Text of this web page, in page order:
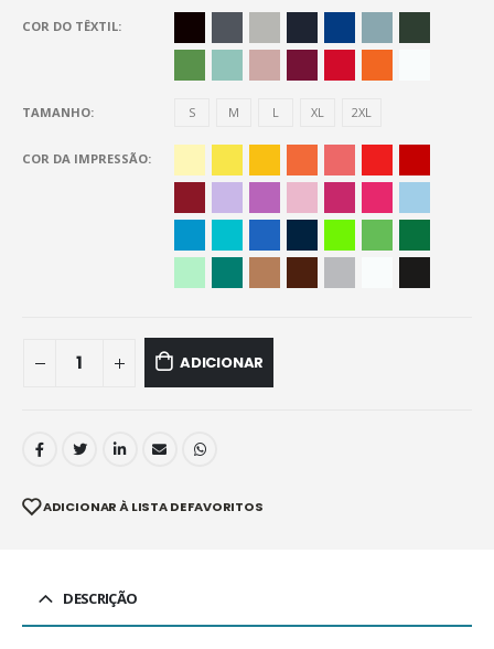
COR DO TÊXTIL
TAMANHO S M L XL 2XL
COR DA IMPRESSÃO
ADICIONAR
ADICIONAR À LISTA DE FAVORITOS
DESCRIÇÃO